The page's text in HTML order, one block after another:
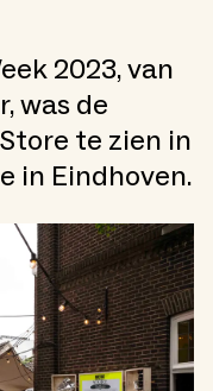
2023, van
was de
te zien in
in Eindhoven.